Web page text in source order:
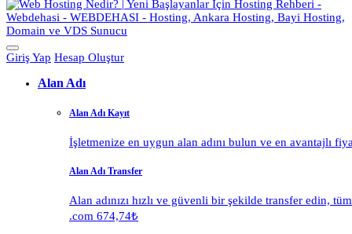
Giriş Yap Hesap Oluştur
Alan Adı
Alan Adı Kayıt
İşletmenize en uygun alan adını bulun ve en avantajlı
Alan Adı Transfer
Alan adınızı hızlı ve güvenli bir şekilde transfer edin,
.com 674,74₺